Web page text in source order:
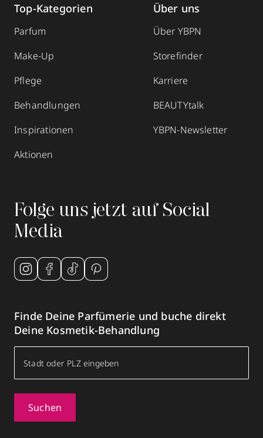
Top-Kategorien
Parfum
Make-Up
Pflege
Behandlungen
Inspirationen
Aktionen
Über uns
Über YBPN
Storefinder
Karriere
BEAUTYtalk
YBPN-Newsletter
Folge uns jetzt auf Social
Media
Finde Deine Parfümerie und buche direkt
Deine Kosmetik-Behandlung
Suchen